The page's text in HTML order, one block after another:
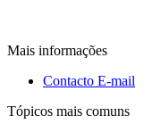
Mais informações
Contacto E-mail
Tópicos mais comuns